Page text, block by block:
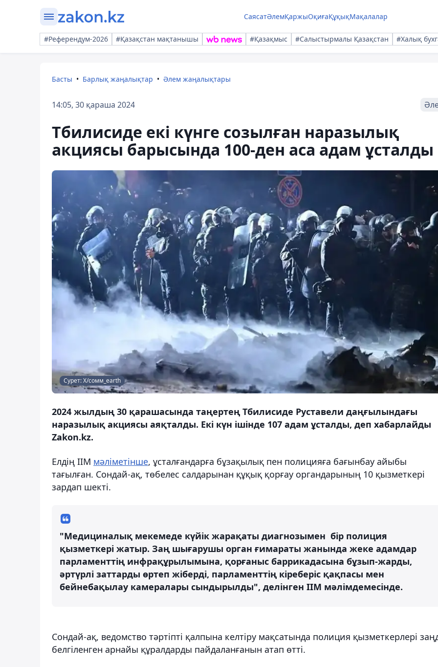
СаясатӘлемҚаржыОқиғаҚұқықМақалалар
#Референдум-2026 #Қазақстан мақтанышы #Қазақмыс #Салыстырмалы Қазақстан #Халық
Басты Барлық жаңалықтар Әлем жаңалықтары
14:05, 30 қараша 2024
Тбилисиде екі күнге созылған наразылық
акциясы барысында 100-ден аса адам ұсталды
Сурет: X/сомм_еаrth
2024 жылдың 30 қарашасында таңертең Тбилисиде Руставели даңғылындағы
наразылық акциясы аяқталды. Екі күн ішінде 107 адам ұсталды, деп хабарлайды
Zakon.kz.
Елдің ІІМ мәліметінше, ұсталғандарға бұзақылық пен полицияға бағынбау айыбы
тағылған. Сондай-ақ, төбелес салдарынан құқық қорғау органдарының 10 қызметкері
зардап шекті.
"Медициналық мекемеде күйік жарақаты диагнозымен бір полиция
қызметкері жатыр. Заң шығарушы орган ғимараты жанында жеке адамдар
парламенттің инфрақұрылымына, қорғаныс баррикадасына бұзып-жарды,
әртүрлі заттарды өртеп жіберді, парламенттің кіреберіс қақпасы мен
бейнебақылау камералары сындырылды", делінген ІІМ мәлімдемесінде.
Сондай-ақ, ведомство тәртіпті қалпына келтіру мақсатында полиция қызметкерлері
белгіленген арнайы құралдарды пайдаланғанын атап өтті.